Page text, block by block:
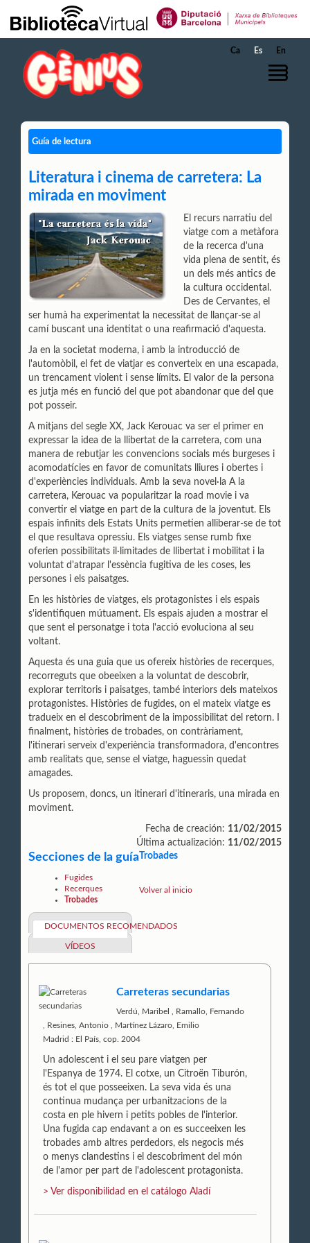
Saltar al contenido principal
Ca Es En
Guía de lectura
Literatura i cinema de carretera: La
mirada en moviment
El recurs narratiu del
viatge com a metàfora
de la recerca d'una
vida plena de sentit, és
un dels més antics de
la cultura occidental.
Des de Cervantes, el
ser humà ha experimentat la necessitat de llançar-se al
camí buscant una identitat o una reafirmació d'aquesta.
Ja en la societat moderna, i amb la introducció de
l'automòbil, el fet de viatjar es converteix en una escapada,
un trencament violent i sense límits. El valor de la persona
es jutja més en funció del que pot abandonar que del que
pot posseir.
A mitjans del segle XX, Jack Kerouac va ser el primer en
expressar la idea de la llibertat de la carretera, com una
manera de rebutjar les convencions socials més burgeses i
acomodatícies en favor de comunitats lliures i obertes i
d'experiències individuals. Amb la seva novel·la A la
carretera, Kerouac va popularitzar la road movie i va
convertir el viatge en part de la cultura de la joventut. Els
espais infinits dels Estats Units permetien alliberar-se de tot
el que resultava opressiu. Els viatges sense rumb fixe
oferien possibilitats il·limitades de llibertat i mobilitat i la
voluntat d'atrapar l'essència fugitiva de les coses, les
persones i els paisatges.
En les històries de viatges, els protagonistes i els espais
s'identifiquen mútuament. Els espais ajuden a mostrar el
que sent el personatge i tota l'acció evoluciona al seu
voltant.
Aquesta és una guia que us ofereix històries de recerques,
recorreguts que obeeixen a la voluntat de descobrir,
explorar territoris i paisatges, també interiors dels mateixos
protagonistes. Històries de fugides, on el mateix viatge es
tradueix en el descobriment de la impossibilitat del retorn. I
finalment, històries de trobades, on contràriament,
l'itinerari serveix d'experiència transformadora, d'encontres
amb realitats que, sense el viatge, haguessin quedat
amagades.
Us proposem, doncs, un itinerari d'itineraris, una mirada en
moviment.
Fecha de creación: 11/02/2015
Última actualización: 11/02/2015
Secciones de la guía
Fugides
Recerques
Trobades
Trobades
DOCUMENTOS RECOMENDADOS
VÍDEOS
Carreteras secundarias
Verdú, Maribel
Ramallo, Fernando
Resines, Antonio
Martínez Lázaro, Emilio
Madrid : El País, cop. 2004
Un adolescent i el seu pare viatgen per
l'Espanya de 1974. El cotxe, un Citroën Tiburón,
és tot el que posseeixen. La seva vida és una
continua mudança per urbanitzacions de la
costa en ple hivern i petits pobles de l'interior.
Una fugida cap endavant a on es succeeixen les
trobades amb altres perdedors, els negocis més
o menys clandestins i el descobriment del món
de l'amor per part de l'adolescent protagonista.
> Ver disponibilidad en el catálogo Aladí
Volver al inicio